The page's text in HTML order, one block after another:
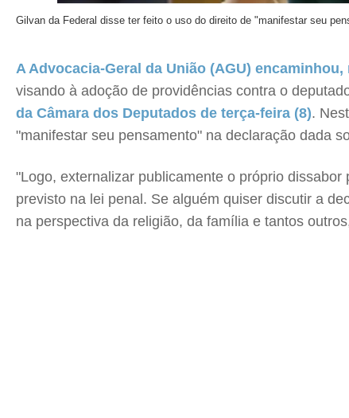
Gilvan da Federal disse ter feito o uso do direito de "manifestar seu
A Advocacia-Geral da União (AGU)
visando à adoção de providências contra o
da Câmara dos Deputados de terça-feira (8).
"manifestar seu pensamento" na declaração dada
"Logo, externalizar publicamente o próprio
previsto na lei penal. Se alguém quiser discutir a
na perspectiva da religião, da família e tantos